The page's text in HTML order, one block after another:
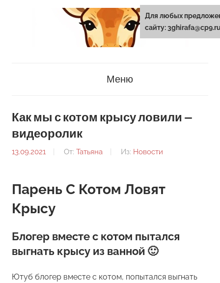
Меню
Как мы с котом крысу ловили —
видеоролик
13.09.2021 От: Татьяна Из: Новости
Парень С Котом Ловят
Крысу
Блогер вместе с котом пытался
выгнать крысу из ванной 🙂
Ютуб блогер вместе с котом, попытался выгнать
Для любых
сайту: